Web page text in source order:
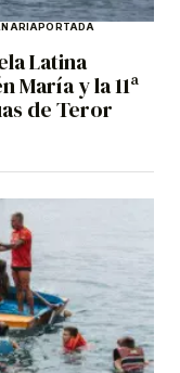
PORTADA
Latina
María y la 11ª
de Teror